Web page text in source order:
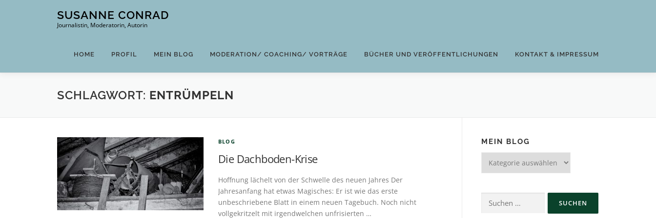
SUSANNE CONRAD
Journalistin, Moderatorin, Autorin
HOME PROFIL MEIN BLOG MODERATION/ COACHING/ VORTRÄGE BÜCHER UND VERÖFFENTLICHUNGEN KONTAKT & IMPRESSUM
SCHLAGWORT: ENTRÜMPELN
BLOG
Die Dachboden-Krise
Hoffnung lächelt von der Schwelle des neuen Jahres Der
Jahresanfang hat etwas Magisches: Er ist wie das erste
unbeschriebene Blatt in einem neuen Tagebuch. Noch nicht
vollgekritzelt mit irgendwelchen unfrisierten …
MEIN BLOG
Blog
Suchen
nach: